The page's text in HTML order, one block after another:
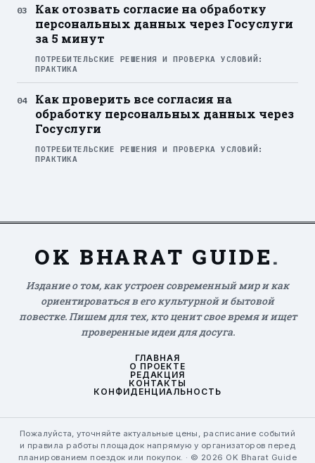
Как отозвать согласие на обработку
персональных данных через Госуслуги
за 5 минут
ПОТРЕБИТЕЛЬСКИЕ РЕШЕНИЯ И ПРОВЕРКА УСЛОВИЙ:
ПРАКТИКА
Как проверить все согласия на
обработку персональных данных через
Госуслуги
ПОТРЕБИТЕЛЬСКИЕ РЕШЕНИЯ И ПРОВЕРКА УСЛОВИЙ:
ПРАКТИКА
OK BHARAT GUIDE.
Издание о том, как устроен современный мир и как
ориентироваться в его культурной и бытовой
повестке. Пишем для тех, кто ценит свое время и ищет
проверенные идеи для досуга.
ГЛАВНАЯ
О ПРОЕКТЕ
РЕДАКЦИЯ
КОНТАКТЫ
КОНФИДЕНЦИАЛЬНОСТЬ
Пожалуйста, уточняйте актуальные цены, расписание событий
и правила работы площадок напрямую у организаторов перед
планированием поездок или покупок. · © 2026 OK Bharat Guide